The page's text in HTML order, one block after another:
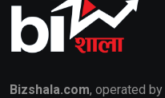
Bizshala.com, operated by